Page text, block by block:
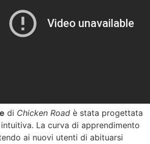
di Chicken Road è stata progettata
La curva di apprendimento
ai nuovi utenti di abituarsi